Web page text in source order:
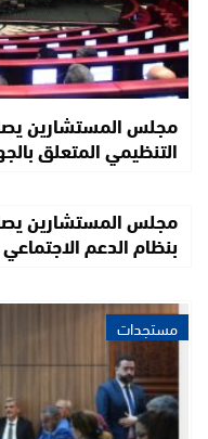
مجلس المستشارين
التنظيمي المتعلق
مجلس المستشارين
بنظام الدعم
مستجدات